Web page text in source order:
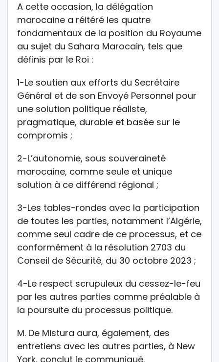
A cette occasion, la délégation
marocaine a réitéré les quatre
fondamentaux de la position du Royaume
au sujet du Sahara Marocain, tels que
définis par le Roi :
1-Le soutien aux efforts du Secrétaire
Général et de son Envoyé Personnel pour
une solution politique réaliste,
pragmatique, durable et basée sur le
compromis ;
2-L’autonomie, sous souveraineté
marocaine, comme seule et unique
solution à ce différend régional ;
3-Les tables-rondes avec la participation
de toutes les parties, notamment l’Algérie,
comme seul cadre de ce processus, et ce
conformément à la résolution 2703 du
Conseil de Sécurité, du 30 octobre 2023 ;
4-Le respect scrupuleux du cessez-le-feu
par les autres parties comme préalable à
la poursuite du processus politique.
M. De Mistura aura, également, des
entretiens avec les autres parties, à New
York, conclut le communiqué.